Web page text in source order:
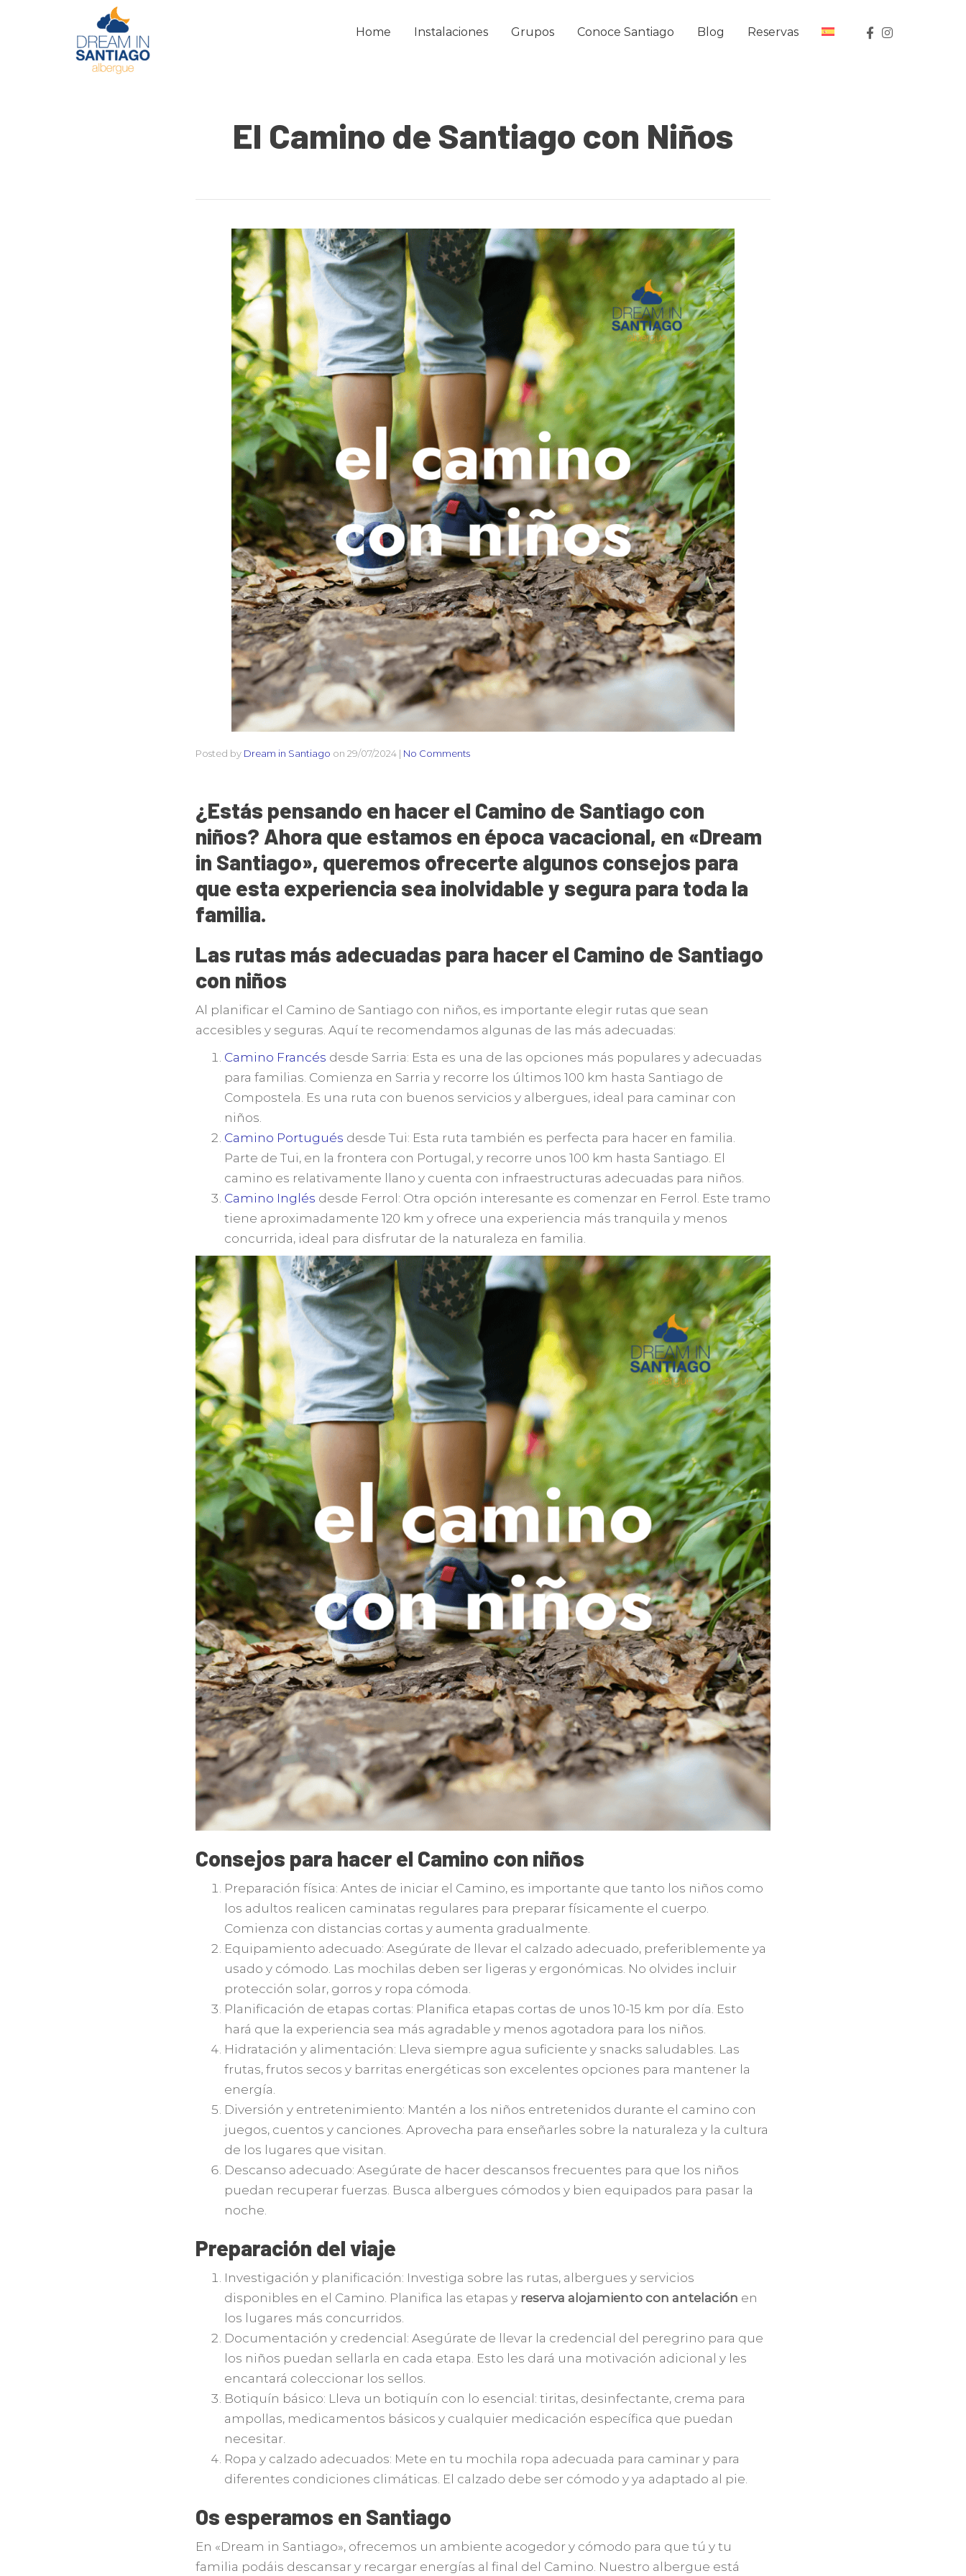
Home Instalaciones Grupos Conoce Santiago Blog Reservas
El Camino de Santiago con Niños
Posted by Dream in Santiago on 29/07/2024 | No Comments
¿Estás pensando en hacer el Camino de Santiago con
niños? Ahora que estamos en época vacacional, en «Dream
in Santiago», queremos ofrecerte algunos consejos para
que esta experiencia sea inolvidable y segura para toda la
familia.
Las rutas más adecuadas para hacer el Camino de Santiago
con niños
Al planificar el Camino de Santiago con niños, es importante elegir rutas que sean
accesibles y seguras. Aquí te recomendamos algunas de las más adecuadas:
Camino Francés desde Sarria: Esta es una de las opciones más populares y adecuadas
para familias. Comienza en Sarria y recorre los últimos 100 km hasta Santiago de
Compostela. Es una ruta con buenos servicios y albergues, ideal para caminar con
niños.
Camino Portugués desde Tui: Esta ruta también es perfecta para hacer en familia.
Parte de Tui, en la frontera con Portugal, y recorre unos 100 km hasta Santiago. El
camino es relativamente llano y cuenta con infraestructuras adecuadas para niños.
Camino Inglés desde Ferrol: Otra opción interesante es comenzar en Ferrol. Este tramo
tiene aproximadamente 120 km y ofrece una experiencia más tranquila y menos
concurrida, ideal para disfrutar de la naturaleza en familia.
Consejos para hacer el Camino con niños
Preparación física: Antes de iniciar el Camino, es importante que tanto los niños como
los adultos realicen caminatas regulares para preparar físicamente el cuerpo.
Comienza con distancias cortas y aumenta gradualmente.
Equipamiento adecuado: Asegúrate de llevar el calzado adecuado, preferiblemente ya
usado y cómodo. Las mochilas deben ser ligeras y ergonómicas. No olvides incluir
protección solar, gorros y ropa cómoda.
Planificación de etapas cortas: Planifica etapas cortas de unos 10-15 km por día. Esto
hará que la experiencia sea más agradable y menos agotadora para los niños.
Hidratación y alimentación: Lleva siempre agua suficiente y snacks saludables. Las
frutas, frutos secos y barritas energéticas son excelentes opciones para mantener la
energía.
Diversión y entretenimiento: Mantén a los niños entretenidos durante el camino con
juegos, cuentos y canciones. Aprovecha para enseñarles sobre la naturaleza y la cultura
de los lugares que visitan.
Descanso adecuado: Asegúrate de hacer descansos frecuentes para que los niños
puedan recuperar fuerzas. Busca albergues cómodos y bien equipados para pasar la
noche.
Preparación del viaje
Investigación y planificación: Investiga sobre las rutas, albergues y servicios
disponibles en el Camino. Planifica las etapas y reserva alojamiento con antelación en
los lugares más concurridos.
Documentación y credencial: Asegúrate de llevar la credencial del peregrino para que
los niños puedan sellarla en cada etapa. Esto les dará una motivación adicional y les
encantará coleccionar los sellos.
Botiquín básico: Lleva un botiquín con lo esencial: tiritas, desinfectante, crema para
ampollas, medicamentos básicos y cualquier medicación específica que puedan
necesitar.
Ropa y calzado adecuados: Mete en tu mochila ropa adecuada para caminar y para
diferentes condiciones climáticas. El calzado debe ser cómodo y ya adaptado al pie.
Os esperamos en Santiago
En «Dream in Santiago», ofrecemos un ambiente acogedor y cómodo para que tú y tu
familia podáis descansar y recargar energías al final del Camino. Nuestro albergue está